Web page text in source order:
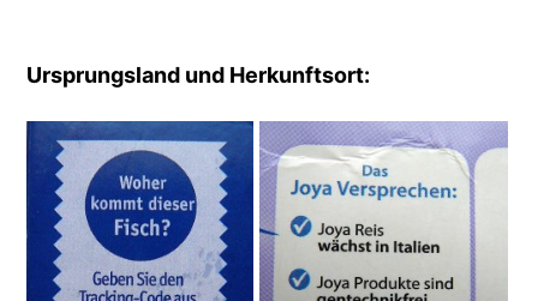
Ursprungsland und Herkunftsort: